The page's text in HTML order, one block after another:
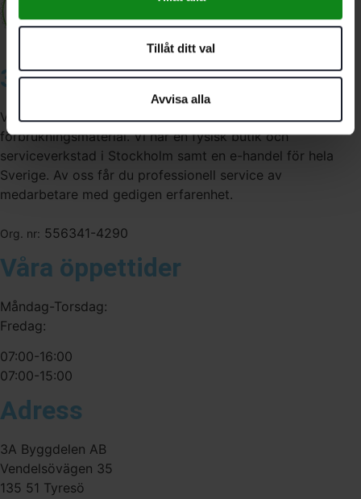
Tillåt ditt val
Avvisa alla
3A Byggdelen
Vi är återförsäljare av elverktyg, tillbehör, infästning och
förbrukningsmaterial. Vi har en fysisk butik och
serviceverkstad i Stockholm samt en e-handel för hela
Sverige. Av oss får du professionell service av
medarbetare med gedigen erfarenhet.
Org. nr: 556341-4290
Våra öppettider
Måndag-Torsdag:
Fredag:
07:00-16:00
07:00-15:00
Adress
3A Byggdelen AB
Vendelsövägen 35
135 51 Tyresö